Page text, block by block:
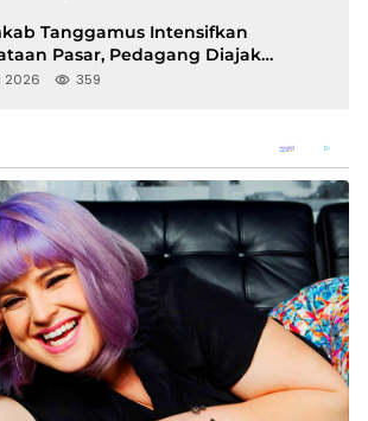
Tanggamus Intensifkan
Pasar, Pedagang Diajak
Pasar Modern Talang Padang
2026 359